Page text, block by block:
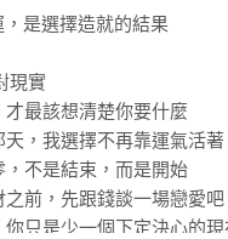
是選擇造就的結果
現實
才最該想清楚你要什麼
天，我選擇不再靠運氣活著
，不是結束，而是開始
前，先跟錢談一場戀愛吧
你只是少一個下定決心的現